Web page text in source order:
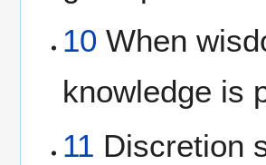
10 When
knowledge is
11 Discretion